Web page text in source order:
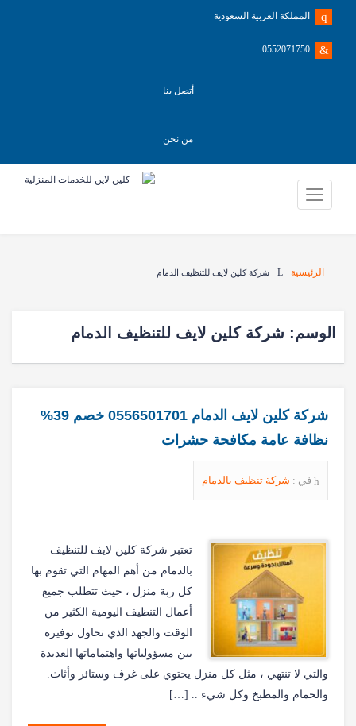
المملكة العربية السعودية
0552071750
أتصل بنا
من نحن
الرئيسية شركة كلين لايف للتنظيف الدمام
الوسم: شركة كلين لايف للتنظيف الدمام
شركة كلين لايف الدمام 0556501701 خصم 39%
نظافة عامة مكافحة حشرات
في : شركة تنظيف بالدمام
تعتبر شركة كلين لايف للتنظيف
بالدمام من أهم المهام التي تقوم بها
كل ربة منزل ، حيث تتطلب جميع
أعمال التنظيف اليومية الكثير من
الوقت والجهد الذي تحاول توفيره
بين مسؤولياتها واهتماماتها العديدة
والتي لا تنتهي ، مثل كل منزل يحتوي على غرف وستائر وأثاث.
والحمام والمطبخ وكل شيء .. […]